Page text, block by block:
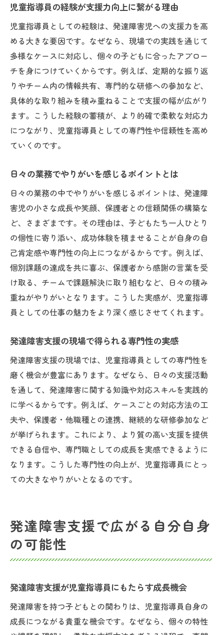
児童指導員の経験が支援力向上に繋がる理由
児童指導員としての経験は、発達障害児への支援力を高
める大きな要因です。なぜなら、現場での実践を通じて
多様なケースに対応し、個々の子どもに合ったアプロー
チを身につけていくからです。例えば、定期的な振り返
りやチーム内の情報共有、専門的な研修への参加など、
具体的な取り組みを積み重ねることで支援の幅が広がり
ます。こうした経験の蓄積が、より的確で柔軟な対応力
につながり、児童指導員としての専門性や信頼性を高め
ていくのです。
日々の業務でやりがいを感じるポイントとは
日々の業務の中でやりがいを感じるポイントは、発達障
害児の小さな成長や笑顔、保護者との信頼関係の構築な
ど、さまざまです。その理由は、子どもたち一人ひとり
の個性に寄り添い、成功体験を積ませることが自身の自
己肯定感や専門性の向上につながるからです。例えば、
個別課題の達成を共に喜ぶ、保護者から感謝の言葉を受
け取る、チームで課題解決に取り組むなど、日々の積み
重ねがやりがいとなります。こうした実感が、児童指導
員としての仕事の魅力をより深く感じさせてくれます。
発達障害支援の現場で得られる専門性の実感
発達障害支援の現場では、児童指導員としての専門性を
磨く機会が豊富にあります。なぜなら、日々の支援活動
を通して、発達障害に関する知識や対応スキルを実践的
に学べるからです。例えば、ケースごとの対応方法の工
夫や、保護者・他職種との連携、継続的な研修参加など
が挙げられます。これにより、より質の高い支援を提供
できる自信や、専門職としての成長を実感できるように
なります。こうした専門性の向上が、児童指導員にとっ
ての大きなやりがいとなるのです。
発達障害支援で広がる自分自身
の可能性
発達障害支援が児童指導員にもたらす成長機会
発達障害を持つ子どもとの関わりは、児童指導員自身の
成長につながる貴重な機会です。なぜなら、個々の特性